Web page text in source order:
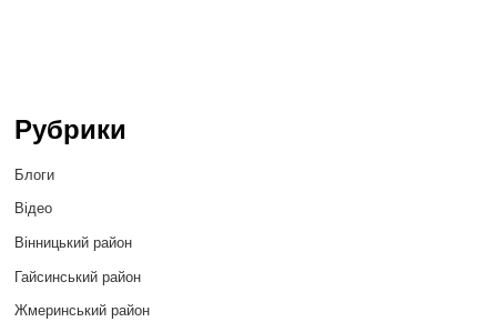
Рубрики
Блоги
Відео
Вінницький район
Гайсинський район
Жмеринський район